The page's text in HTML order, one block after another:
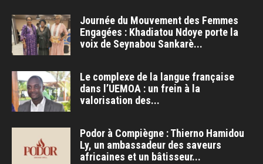
Journée du Mouvement des Femmes
Engagées : Khadiatou Ndoye porte la
voix de Seynabou Sankarè...
Le complexe de la langue française
dans l’UEMOA : un frein à la
valorisation des...
Podor à Compiègne : Thierno Hamidou
Ly, un ambassadeur des saveurs
africaines et un bâtisseur...